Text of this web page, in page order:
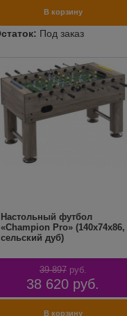
Настольный футбол
«Champion Pro» (140х74х86,
сельский дуб)
39 897 руб.
38 620 руб.